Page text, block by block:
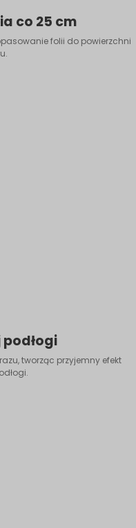
co 25 cm
folii do powierzchni
podłogi
tworząc przyjemny efekt